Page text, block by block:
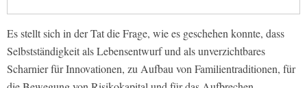
Es stellt sich in der Tat die Frage, wie es geschehen konnte, dass
Selbstständigkeit als Lebensentwurf und als unverzichtbares
Scharnier für Innovationen, zu Aufbau von Familientraditionen, für